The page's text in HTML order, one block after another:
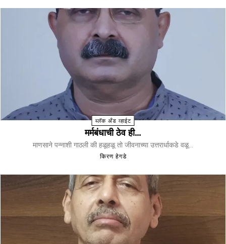
ब्लॅक अँड व्हाईट
मर्मबंधाची ठेव ही…
माणसाने पन्नाशी गाठली की हळूहळू तो जीवनाच्या उत्तरार्धाकडे वळू...
किरण हेगडे